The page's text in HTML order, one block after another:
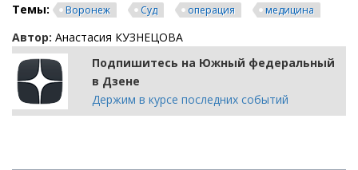
Темы:
Воронеж Суд операция медицина
Автор: Анастасия КУЗНЕЦОВА
Подпишитесь на Южный федеральный
в Дзене
Держим в курсе последних событий